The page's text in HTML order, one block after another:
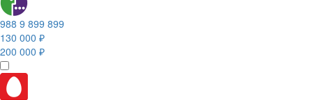
988 9 899 899
130 000 ₽
200 000 ₽